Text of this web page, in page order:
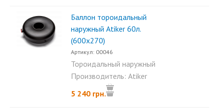
Баллон тороидальный
наружный Аtiker 60л.
(600х270)
Артикул: 00046
Тороидальный наружный
баллон Atiker 60л (600×270)...
Производитель: Atiker
5 240 грн.